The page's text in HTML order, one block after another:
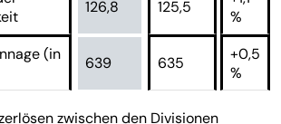
126,8 125,5
%
(in
639 635
+0,5
%
zwischen den Divisionen